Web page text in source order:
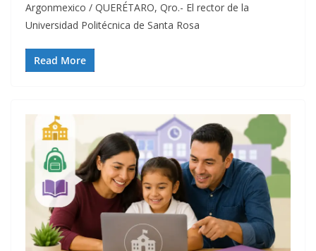
Argonmexico / QUERÉTARO, Qro.- El rector de la
Universidad Politécnica de Santa Rosa
Read More